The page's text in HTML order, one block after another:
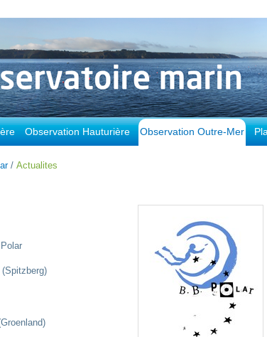
Observation Hauturière Observation Outre-Mer
/Actualites